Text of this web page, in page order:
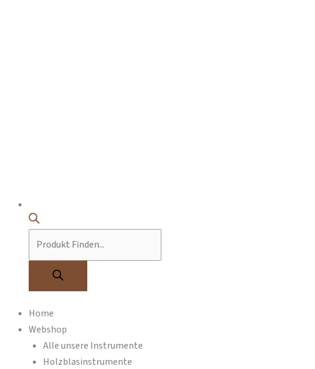
Home
Webshop
Alle unsere Instrumente
Holzblasinstrumente